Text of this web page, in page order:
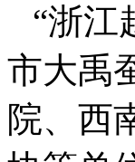
“浙江
市大禹
院、西